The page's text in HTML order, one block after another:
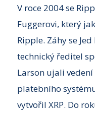
V roce 2004 se
Fuggerovi, který
Ripple. Záhy se
technický ředitel
Larson ujali
platebního
vytvořil XRP. Do